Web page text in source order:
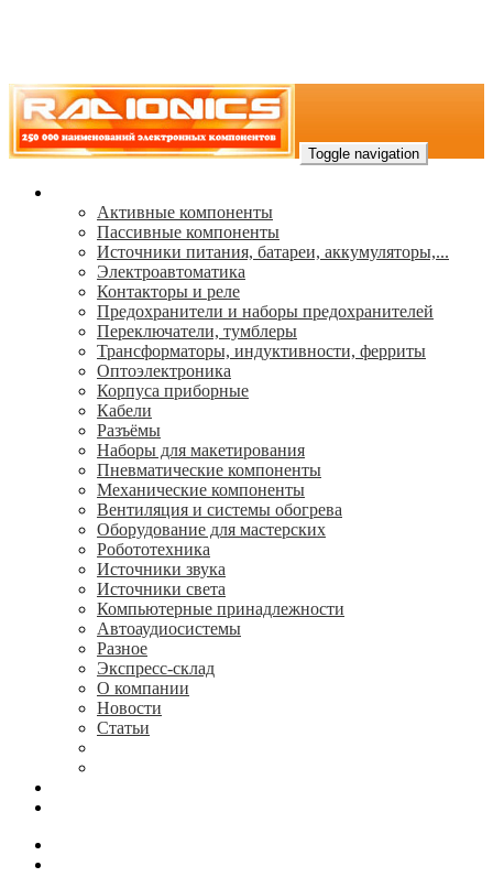
Toggle navigation
Активные компоненты
Пассивные компоненты
Источники питания, батареи, аккумуляторы,...
Электроавтоматика
Контакторы и реле
Предохранители и наборы предохранителей
Переключатели, тумблеры
Трансформаторы, индуктивности, ферриты
Oптоэлектроника
Корпуса приборные
Кабели
Разъёмы
Наборы для макетирования
Пневматические компоненты
Механические компоненты
Вентиляция и системы обогрева
Оборудование для мастерских
Робототехника
Источники звука
Источники света
Компьютерные принадлежности
Автоаудиосистемы
Разное
Экспресс-склад
О компании
Новости
Статьи